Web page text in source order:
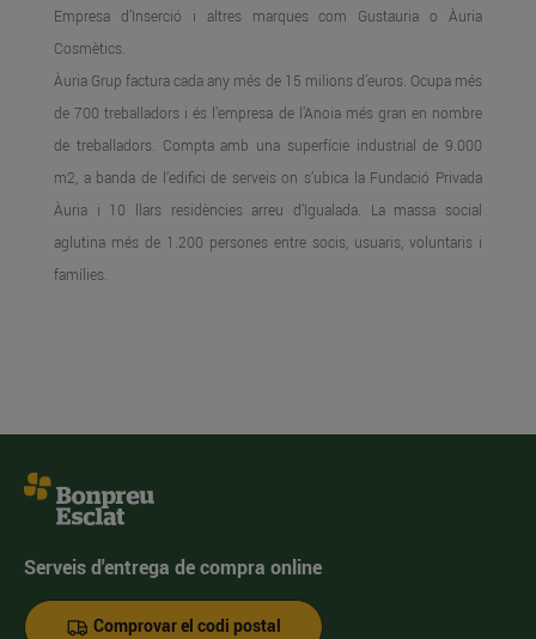
Empresa d’Inserció i altres marques com Gustauria o Àuria
Cosmètics.
Àuria Grup factura cada any més de 15 milions d’euros. Ocupa més
de 700 treballadors i és l’empresa de l’Anoia més gran en nombre
de treballadors. Compta amb una superfície industrial de 9.000
m2, a banda de l’edifici de serveis on s’ubica la Fundació Privada
Àuria i 10 llars residències arreu d’Igualada. La massa social
aglutina més de 1.200 persones entre socis, usuaris, voluntaris i
famílies.
Serveis d'entrega de compra online
Comprovar el codi postal